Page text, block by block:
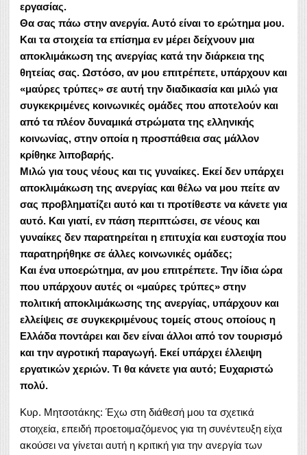
εργασίας.
Θα σας πάω στην ανεργία. Αυτό είναι το ερώτημα μου.
Και τα στοιχεία τα επίσημα εν μέρει δείχνουν μια
αποκλιμάκωση της ανεργίας κατά την διάρκεια της
θητείας σας. Ωστόσο, αν μου επιτρέπετε, υπάρχουν και
«μαύρες τρύπες» σε αυτή την διαδικασία και μιλώ για
συγκεκριμένες κοινωνικές ομάδες που αποτελούν και
από τα πλέον δυναμικά στρώματα της ελληνικής
κοινωνίας, στην οποία η προσπάθεια σας μάλλον
κρίθηκε λιποβαρής.
Μιλώ για τους νέους και τις γυναίκες. Εκεί δεν υπάρχει
αποκλιμάκωση της ανεργίας και θέλω να μου πείτε αν
σας προβληματίζει αυτό και τι προτίθεστε να κάνετε για
αυτό. Και γιατί, εν πάση περιπτώσει, σε νέους και
γυναίκες δεν παρατηρείται η επιτυχία και ευστοχία που
παρατηρήθηκε σε άλλες κοινωνικές ομάδες;
Και ένα υποερώτημα, αν μου επιτρέπετε. Την ίδια ώρα
που υπάρχουν αυτές οι «μαύρες τρύπες» στην
πολιτική αποκλιμάκωσης της ανεργίας, υπάρχουν και
ελλείψεις σε συγκεκριμένους τομείς στους οποίους η
Ελλάδα ποντάρει και δεν είναι άλλοι από τον τουρισμό
και την αγροτική παραγωγή. Εκεί υπάρχει έλλειψη
εργατικών χεριών. Τι θα κάνετε για αυτό; Ευχαριστώ
πολύ.
Κυρ. Μητσοτάκης: Έχω στη διάθεσή μου τα σχετικά
στοιχεία, επειδή προετοιμαζόμενος για τη συνέντευξη είχα
ακούσει να γίνεται αυτή η κριτική για την ανεργία των